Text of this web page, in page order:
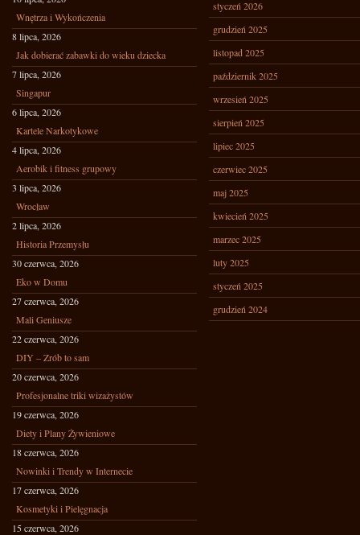
Wnętrza i Wykończenia
8 lipca, 2026
Jak dobierać zabawki do wieku dziecka
7 lipca, 2026
Singapur
6 lipca, 2026
Kartele Narkotykowe
4 lipca, 2026
Aerobik i fitness grupowy
3 lipca, 2026
Wrocław
2 lipca, 2026
Historia Przemysłu
30 czerwca, 2026
Eko w Domu
27 czerwca, 2026
Mali Geniusze
22 czerwca, 2026
DIY – Zrób to sam
20 czerwca, 2026
Profesjonalne triki wizażystów
19 czerwca, 2026
Diety i Plany Żywieniowe
18 czerwca, 2026
Nowinki i Trendy w Internecie
17 czerwca, 2026
Kosmetyki i Pielęgnacja
15 czerwca, 2026
styczeń 2026
grudzień 2025
listopad 2025
październik 2025
wrzesień 2025
sierpień 2025
lipiec 2025
czerwiec 2025
maj 2025
kwiecień 2025
marzec 2025
luty 2025
styczeń 2025
grudzień 2024